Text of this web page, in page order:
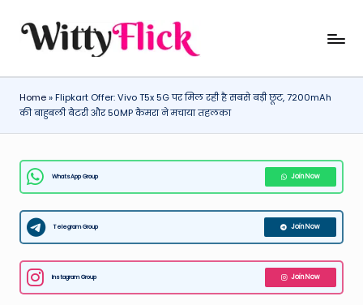
W
it
ty
Fl
ic
k:
L
a
t
e
WittyFlick:
Tech
News
Around
World
Home»Flipkart Offer: Vivo T5x 5G पर मिल रही है सबसे बड़ी छूट, 7200mAh
की बाहुबली बैटरी और 50MP कैमरा ने मचाया तहलका
WhatsApp Group Join Now
Telegram Group Join Now
Instagram Group Join Now